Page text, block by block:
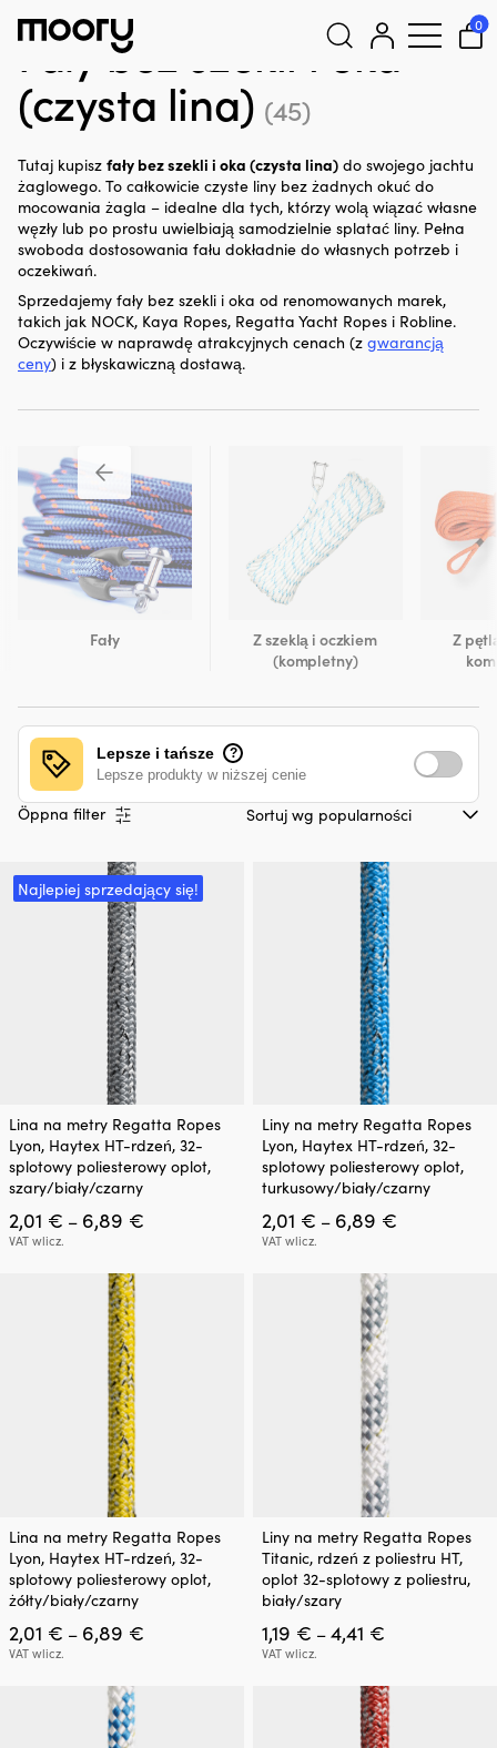
Szukaj:
0
Bez szekli i oka (czysta lina)
Fały bez szekli i oka
(czysta lina) (45)
Tutaj kupisz fały bez szekli i oka (czysta lina) do swojego jachtu
żaglowego. To całkowicie czyste liny bez żadnych okuć do
mocowania żagla – idealne dla tych, którzy wolą wiązać własne
węzły lub po prostu uwielbiają samodzielnie splatać liny. Pełna
swoboda dostosowania fału dokładnie do własnych potrzeb i
oczekiwań.
Sprzedajemy fały bez szekli i oka od renomowanych marek,
takich jak NOCK, Kaya Ropes, Regatta Yacht Ropes i Robline.
Oczywiście w naprawdę atrakcyjnych cenach (z gwarancją
ceny) i z błyskawiczną dostawą.
Fały
Z szeklą i oczkiem
(kompletny)
Z
Öppna filter
Lepsze i tańsze ?
Lepsze produkty w niższej cenie
Najlepiej sprzedający się!
Ten
produkt
ma
wiele
wariantów.
Opcje
można
Lina na metry Regatta Ropes
Lyon, Haytex HT-rdzeń, 32-
splotowy poliesterowy oplot,
szary/biały/czarny
2,01 € – 6,89 €
VAT wlicz.
Ten
produkt
ma
wiele
wariantów.
Opcje
można
Liny na metry Regatta Ropes
Lyon, Haytex HT-rdzeń, 32-
splotowy poliesterowy oplot,
turkusowy/biały/czarny
2,01 € – 6,89 €Zakres
VAT wlicz.
Ten
produkt
ma
wiele
wariantów.
Opcje
można
Lina na metry Regatta Ropes
Lyon, Haytex HT-rdzeń, 32-
splotowy poliesterowy oplot,
żółty/biały/czarny
2,01 € – 6,89 €
VAT wlicz.
Ten
produkt
ma
wiele
wariantów.
Opcje
można
Liny na metry Regatta Ropes
Titanic, rdzeń z poliestru HT,
oplot 32-splotowy z poliestru,
biały/szary
1,19 € –4,41 €Zakres
1,19 €
do
4,41 €
VAT wlicz.